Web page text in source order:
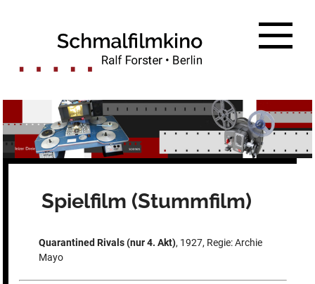
Spielfilm (Stummfilm)
Quarantined Rivals (nur 4. Akt), 1927, Regie: Archie
Mayo